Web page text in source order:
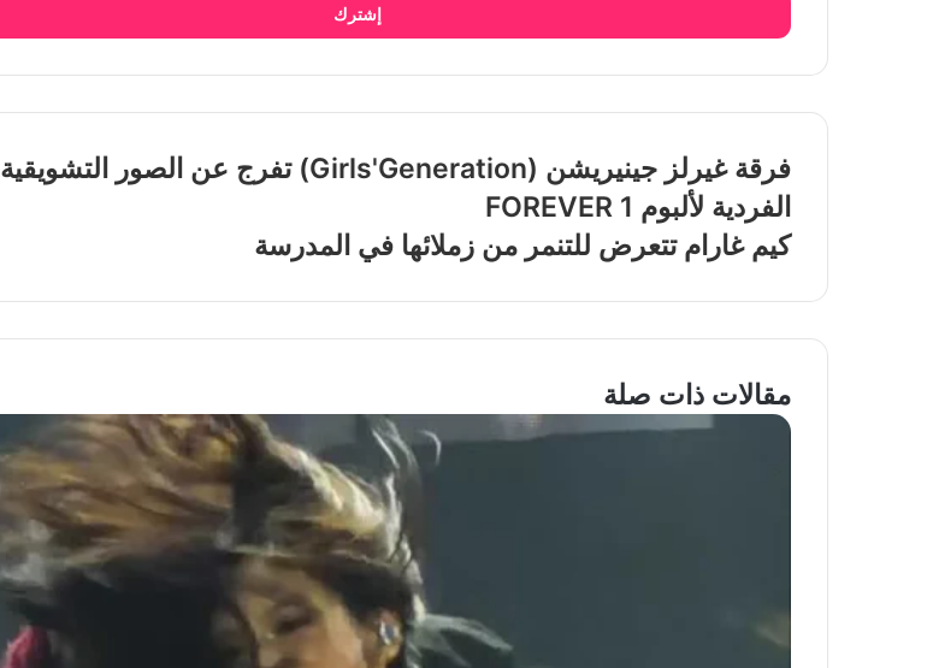
إشترك
فرقة غيرلز جينيريشن (Girls'Generation) تفرج عن الصور التشويقية
الفردية لألبوم FOREVER 1
كيم غارام تتعرض للتنمر من زملائها في المدرسة
مقالات ذات صلة